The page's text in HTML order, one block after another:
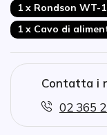
1 x Rondson WT-
1 x Cavo di
Contatta i
02 365